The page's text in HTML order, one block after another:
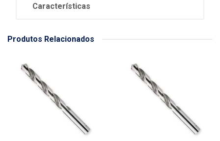
Características
Produtos Relacionados